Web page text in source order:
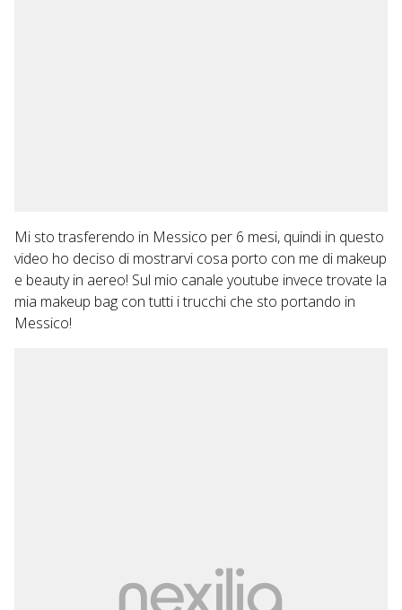
Mi sto trasferendo in Messico per 6 mesi, quindi in questo
video ho deciso di mostrarvi cosa porto con me di makeup
e beauty in aereo! Sul mio canale youtube invece trovate la
mia makeup bag con tutti i trucchi che sto portando in
Messico!